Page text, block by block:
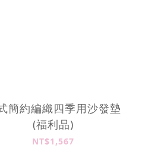
簡約編織四季用沙發墊
(福利品)
NT$1,567